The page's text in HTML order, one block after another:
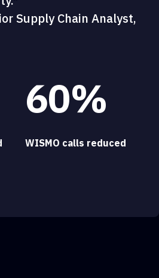
Supply Chain Analyst,
60%
WISMO calls reduced